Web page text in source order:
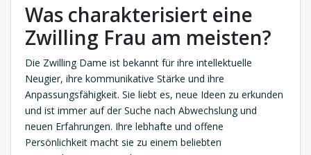
Was charakterisiert eine
Zwilling Frau am meisten?
Die Zwilling Dame ist bekannt für ihre intellektuelle
Neugier, ihre kommunikative Stärke und ihre
Anpassungsfähigkeit. Sie liebt es, neue Ideen zu erkunden
und ist immer auf der Suche nach Abwechslung und
neuen Erfahrungen. Ihre lebhafte und offene
Persönlichkeit macht sie zu einem beliebten